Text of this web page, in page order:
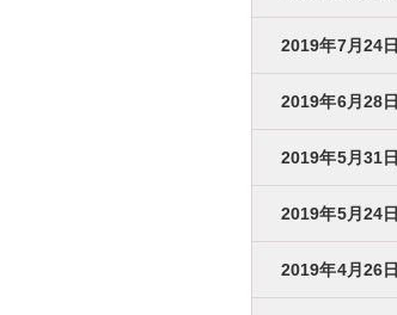
2019年7月24日
2019年6月28日
2019年5月31日
2019年5月24日
2019年4月26日